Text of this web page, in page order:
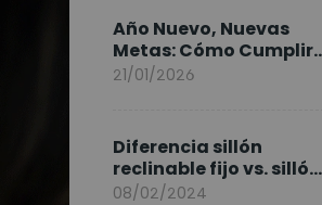
Año Nuevo, Nuevas
Metas: Cómo Cumplir
tus Objetivos Fitness
21/01/2026
Diferencia sillón
reclinable fijo vs. sillón
elevable
08/02/2024